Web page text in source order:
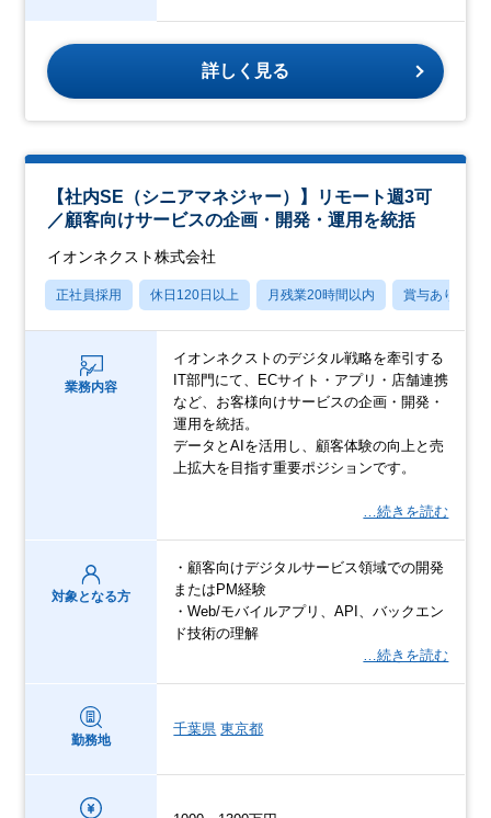
詳しく見る
【社内SE（シニアマネジャー）】リモート週3可
／顧客向けサービスの企画・開発・運用を統括
イオンネクスト株式会社
正社員採用 休日120日以上 月残業20時間以内 賞与あり
業務内容
イオンネクストのデジタル戦略を牽引する
IT部門にて、ECサイト・アプリ・店舗連携
など、お客様向けサービスの企画・開発・
運用を統括。
データとAIを活用し、顧客体験の向上と売
上拡大を目指す重要ポジションです。
…続きを読む
対象となる方
・顧客向けデジタルサービス領域での開発
またはPM経験
・Web/モバイルアプリ、API、バックエン
ド技術の理解
…続きを読む
勤務地
千葉県 東京都